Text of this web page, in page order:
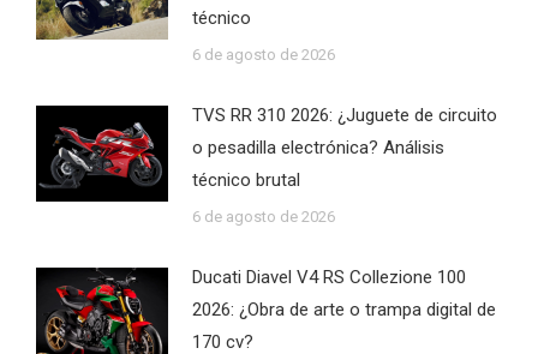
técnico
6 de agosto de 2026
TVS RR 310 2026: ¿Juguete de circuito
o pesadilla electrónica? Análisis
técnico brutal
6 de agosto de 2026
Ducati Diavel V4 RS Collezione 100
2026: ¿Obra de arte o trampa digital de
170 cv?